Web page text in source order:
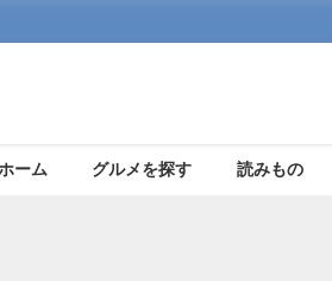
ーム グルメを探す 読みもの